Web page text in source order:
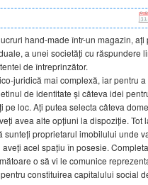
hand-made într-un magazin, ați
a unei societăți cu răspundere
de întreprinzător.
juridică mai complexă, iar pentru
de identitate și câteva idei
pe loc. Ați putea selecta câteva
avea alte opțiuni la dispoziție. Tot
sunteți proprietarul imobilului unde
acel spațiu în posesie.
o să vi le comunice
constituirea capitalului social